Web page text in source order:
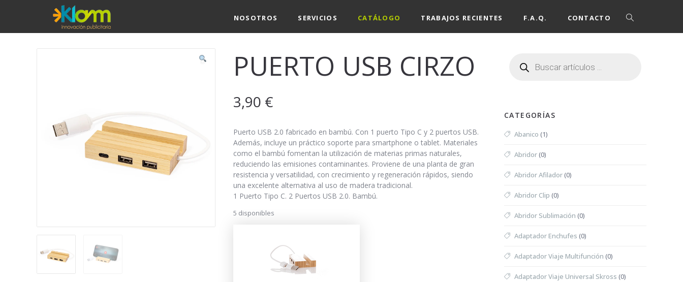
NOSOTROS SERVICIOS CATÁLOGO TRABAJOS RECIENTES F.A.Q. CONTACTO
PUERTO USB CIRZO
3,90 €
Puerto USB 2.0 fabricado en bambú. Con 1 puerto Tipo C y 2 puertos USB.
Además, incluye un práctico soporte para smartphone o tablet. Materiales
como el bambú fomentan la utilización de materias primas naturales,
reduciendo las emisiones contaminantes. Proviene de una planta de gran
resistencia y versatilidad, con crecimiento y regeneración rápidos, siendo
una excelente alternativa al uso de madera tradicional.
1 Puerto Tipo C. 2 Puertos USB 2.0. Bambú.
5 disponibles
CATEGORÍAS
Abanico (1)
Abridor(0)
Abridor Afilador(0)
Abridor Clip (0)
Abridor Sublimación (0)
Adaptador Enchufes (0)
Adaptador Viaje Multifunción (0)
Adaptador Viaje Universal Skross (0)